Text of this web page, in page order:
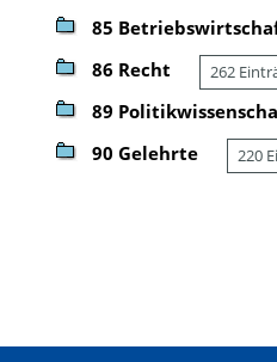
85
86 Recht 262
89
90 Gelehrte 220